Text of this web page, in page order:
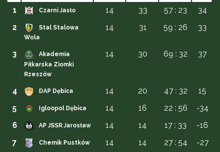
1 Czarni Jasło 14 33 57 : 23
34
2
Stal Stalowa
Wola
14 31 59 : 26 33
3
Akademia
Piłkarska Ziomki
Rzeszów
14 30 69 : 32 37
4 DAP Dębica 14 20 47 : 32
15
5
Igloopol Dębica 14 16 22 : 56
-34
6
AP JSSR Jarosław 14 14 17 : 33
-16
7
Chemik Pustków 14 14 27 : 54
-27